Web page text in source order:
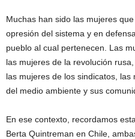
Muchas han sido las mujeres
opresión del sistema y en
pueblo al cual pertenecen. Las
las mujeres de la revolución
las mujeres de los sindicatos,
del medio ambiente y sus
En ese contexto, recordamos
Berta Quintreman en Chile,